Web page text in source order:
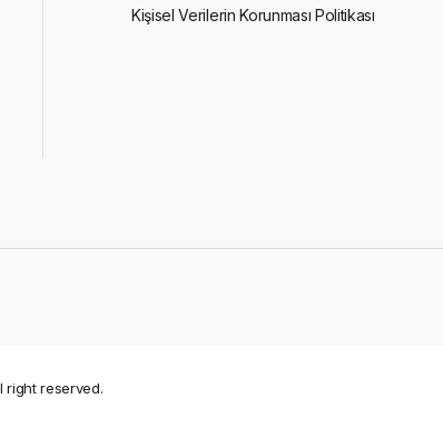
Kişisel Verilerin Korunması Politikası
right reserved.